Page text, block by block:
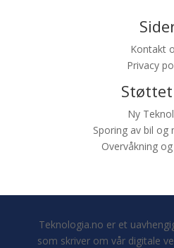
Kontakt
Privacy
Ny
Sporing av bil og
Overvåkning
Teknologia.no er et
som skriver om vår digitale